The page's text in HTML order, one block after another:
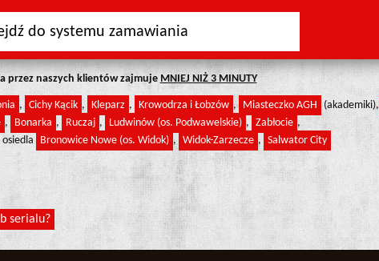
do systemu zamawiania
przez naszych klientów zajmuje MNIEJ NIŻ 3 MINUTY
, Cichy Kącik , Kleparz , Krowodrza i Łobzów , Miasteczko AGH (akademiki),
, Bonarka , Ruczaj , Ludwinów (os. Podwawelskie) , Zabłocie ,
Bronowice Nowe (os. Widok) , Widok-Zarzecze , Salwator City
serialu?